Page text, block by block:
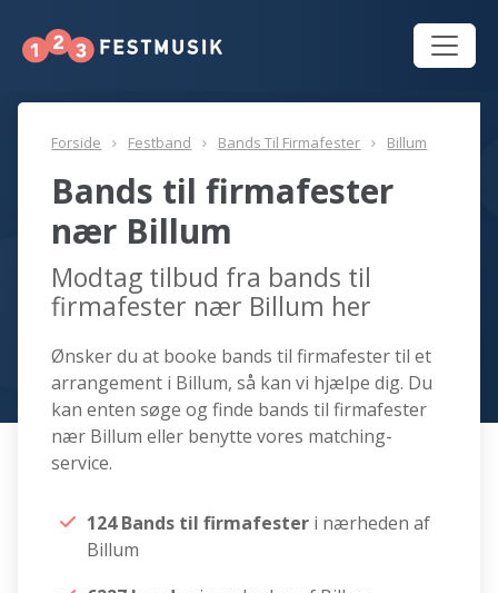
Forside Festband Bands Til Firmafester Billum
Bands til firmafester
nær Billum
Modtag tilbud fra bands til
firmafester nær Billum her
Ønsker du at booke bands til firmafester til et
arrangement i Billum, så kan vi hjælpe dig. Du
kan enten søge og finde bands til firmafester
nær Billum eller benytte vores matching-
service.
124 Bands til firmafester i nærheden af
Billum